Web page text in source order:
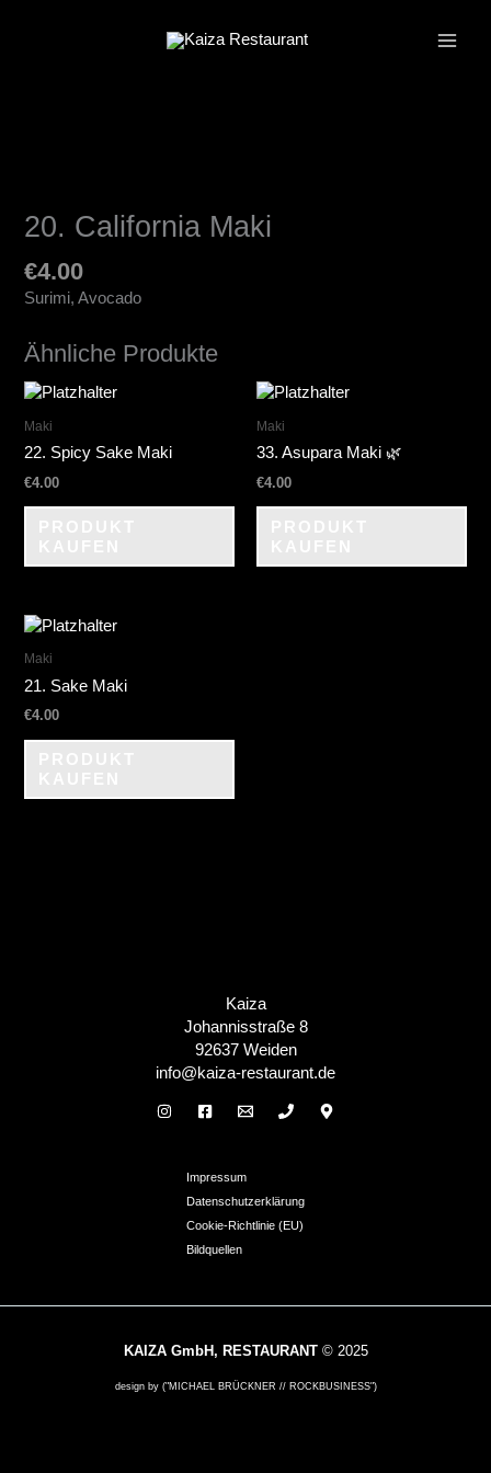
20. California Maki
€4.00
Surimi, Avocado
Ähnliche Produkte
Maki
22. Spicy Sake Maki
€4.00
Maki
33. Asupara Maki 🌿
€4.00
Maki
21. Sake Maki
€4.00
Kaiza
Johannisstraße 8
92637 Weiden
info@kaiza-restaurant.de
Impressum
Datenschutzerklärung
Cookie-Richtlinie (EU)
Bildquellen
KAIZA GmbH, RESTAURANT© 2025
design by ("MICHAEL BRÜCKNER // ROCKBUSINESS")